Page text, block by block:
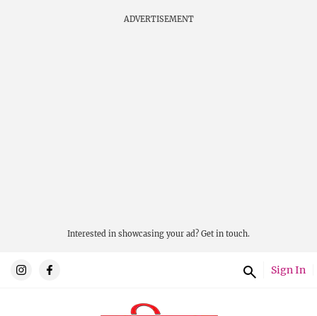
ADVERTISEMENT
Interested in showcasing your ad? Get in touch.
Sign In